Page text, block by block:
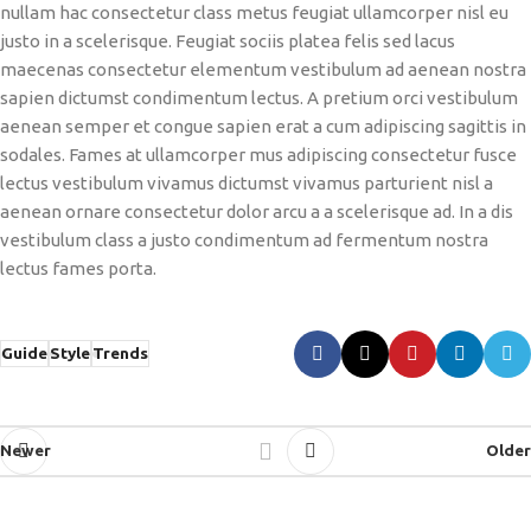
nullam hac consectetur class metus feugiat ullamcorper nisl eu
justo in a scelerisque. Feugiat sociis platea felis sed lacus
maecenas consectetur elementum vestibulum ad aenean nostra
sapien dictumst condimentum lectus. A pretium orci vestibulum
aenean semper et congue sapien erat a cum adipiscing sagittis in
sodales. Fames at ullamcorper mus adipiscing consectetur fusce
lectus vestibulum vivamus dictumst vivamus parturient nisl a
aenean ornare consectetur dolor arcu a a scelerisque ad. In a dis
vestibulum class a justo condimentum ad fermentum nostra
lectus fames porta.
GuideStyleTrends
Newer Older